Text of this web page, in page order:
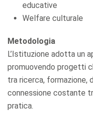
educative
Welfare culturale
Metodologia
L’Istituzione adotta un
promuovendo progetti
tra ricerca, formazione,
connessione costante
pratica.